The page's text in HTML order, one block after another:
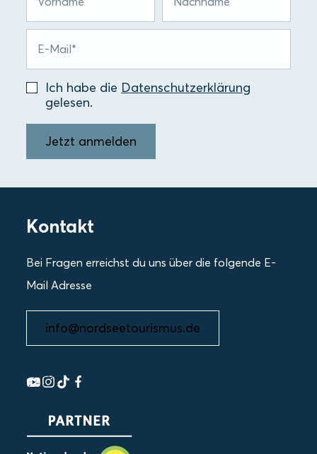
Ich habe die Datenschutzerklärung
gelesen.
Jetzt anmelden
Kontakt
Bei Fragen erreichst du uns über die folgende E-
Mail Adresse
info@nordseetourismus.de